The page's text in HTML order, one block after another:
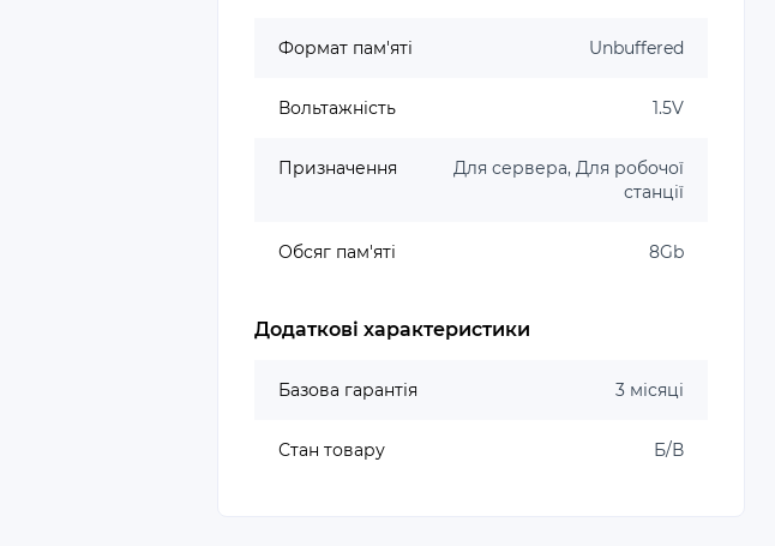
Формат пам'яті Unbuffered
Вольтажність 1.5V
Призначення
Для сервера, Для робочої
станції
Обсяг пам'яті 8Gb
Додаткові характеристики
Базова гарантія 3 місяці
Стан товару Б/В